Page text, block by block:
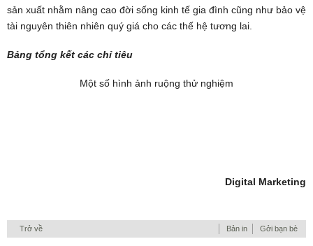
sản xuất nhằm nâng cao đời sống kinh tế gia đình cũng như bảo vệ
tài nguyên thiên nhiên quý giá cho các thế hệ tương lai.
Bảng tổng kết các chỉ tiêu
Một số hình ảnh ruộng thử nghiệm
Digital Marketing
Trở về Gởi bạn bè
Bản in